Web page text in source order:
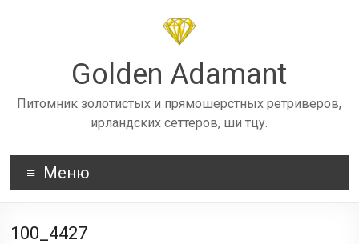
Golden Adamant
Питомник золотистых и прямошерстных ретриверов,
ирландских сеттеров, ши тцу.
Меню
100_4427